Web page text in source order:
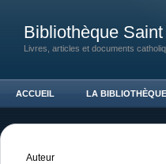
Bibliothèque
Livres, articles et documents
ACCUEIL LA BIBLIOTHÈQUE
Auteur